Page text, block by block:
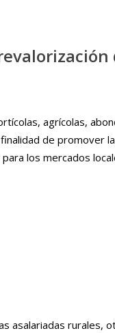
agrícolas,
de promover
los mercados
asalariadas rurales,